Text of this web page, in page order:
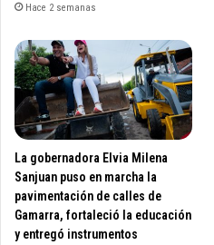
Hace 2 semanas
La gobernadora Elvia Milena
Sanjuan puso en marcha la
pavimentación de calles de
Gamarra, fortaleció la educación
y entregó instrumentos